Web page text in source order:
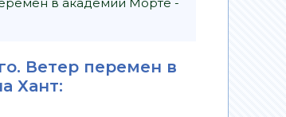
Ветер перемен в
Хант: